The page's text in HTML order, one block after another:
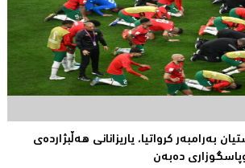
بەرامبەر کرواتیا، یاریزانانی هەڵبژاردەى
دەبەن